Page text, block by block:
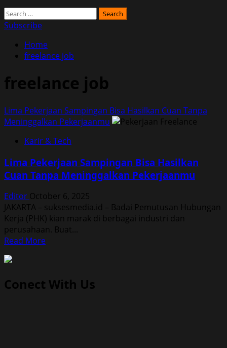
Search
for:
Subscribe
Home
freelance job
freelance job
Lima Pekerjaan Sampingan Bisa Hasilkan Cuan Tanpa
Meninggalkan Pekerjaanmu
Karir & Tech
Lima Pekerjaan Sampingan Bisa Hasilkan
Cuan Tanpa Meninggalkan Pekerjaanmu
Editor October 6, 2025
JAKARTA – suksesmedia.id – Badai Pemutusan Hubungan
Kerja (PHK) kian marak di berbagai industri dan
perusahaan. Buat...
Read MoreRead
Pekerjaan
Conect With Us